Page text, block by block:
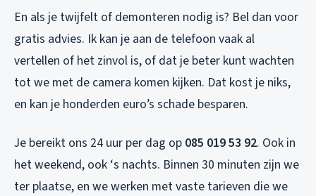
En als je twijfelt of demonteren nodig is? Bel dan voor
gratis advies. Ik kan je aan de telefoon vaak al
vertellen of het zinvol is, of dat je beter kunt wachten
tot we met de camera komen kijken. Dat kost je niks,
en kan je honderden euro’s schade besparen.
Je bereikt ons 24 uur per dag op 085 019 53 92. Ook in
het weekend, ook ‘s nachts. Binnen 30 minuten zijn we
ter plaatse, en we werken met vaste tarieven die we